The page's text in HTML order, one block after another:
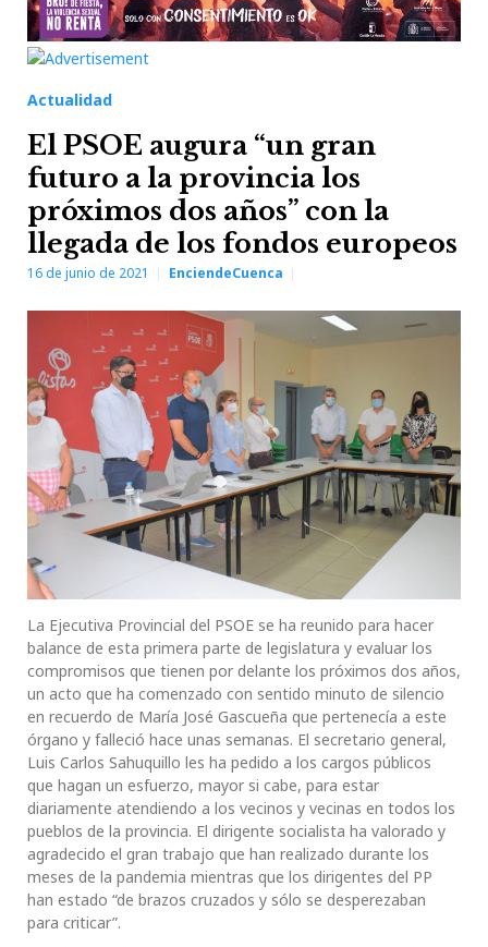
Actualidad
El PSOE augura “un gran
futuro a la provincia los
próximos dos años” con la
llegada de los fondos europeos
16 de junio de 2021 EnciendeCuenca
La Ejecutiva Provincial del PSOE se ha reunido para hacer
balance de esta primera parte de legislatura y evaluar los
compromisos que tienen por delante los próximos dos años,
un acto que ha comenzado con sentido minuto de silencio
en recuerdo de María José Gascueña que pertenecía a este
órgano y falleció hace unas semanas. El secretario general,
Luis Carlos Sahuquillo les ha pedido a los cargos públicos
que hagan un esfuerzo, mayor si cabe, para estar
diariamente atendiendo a los vecinos y vecinas en todos los
pueblos de la provincia. El dirigente socialista ha valorado y
agradecido el gran trabajo que han realizado durante los
meses de la pandemia mientras que los dirigentes del PP
han estado “de brazos cruzados y sólo se desperezaban
para criticar”.